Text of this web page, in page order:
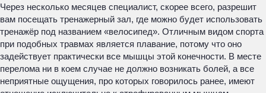
Через несколько месяцев специалист, скорее всего, разрешит
вам посещать тренажерный зал, где можно будет использовать
тренажёр под названием «велосипед». Отличным видом спорта
при подобных травмах является плавание, потому что оно
задействует практически все мышцы этой конечности. В месте
перелома ни в коем случае не должно возникать болей, а все
неприятные ощущения, про которых говорилось ранее, имеют